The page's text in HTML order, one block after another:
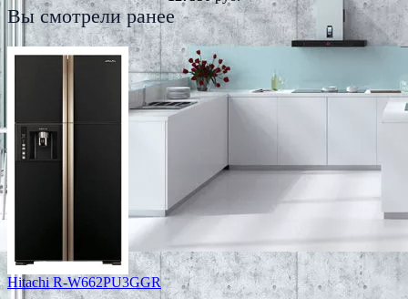
Вы смотрели ранее
Hitachi R-W662PU3GGR